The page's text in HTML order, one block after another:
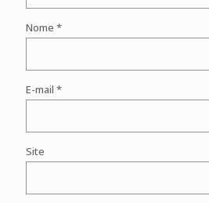
Nome *
E-mail *
Site